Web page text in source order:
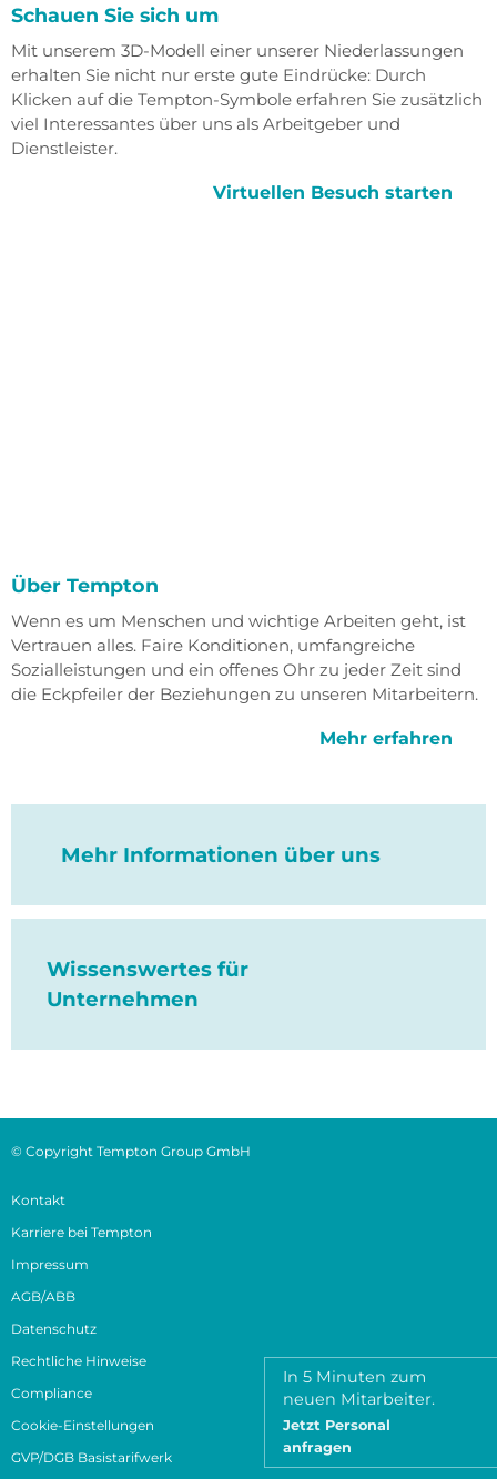
In 5 Minuten zum
neuen Mitarbeiter.
Jetzt Personal
anfragen
Schauen Sie sich um
Mit unserem 3D-Modell einer unserer Niederlassungen
erhalten Sie nicht nur erste gute Eindrücke: Durch
Klicken auf die Tempton-Symbole erfahren Sie zusätzlich
viel Interessantes über uns als Arbeitgeber und
Dienstleister.
Virtuellen Besuch starten
Über Tempton
Wenn es um Menschen und wichtige Arbeiten geht, ist
Vertrauen alles. Faire Konditionen, umfangreiche
Sozialleistungen und ein offenes Ohr zu jeder Zeit sind
die Eckpfeiler der Beziehungen zu unseren Mitarbeitern.
Mehr erfahren
Mehr Informationen über uns
Wissenswertes für
Unternehmen
© Copyright Tempton Group GmbH
Kontakt
Karriere bei Tempton
Impressum
AGB/ABB
Datenschutz
Rechtliche Hinweise
Compliance
Cookie-Einstellungen
GVP/DGB Basistarifwerk